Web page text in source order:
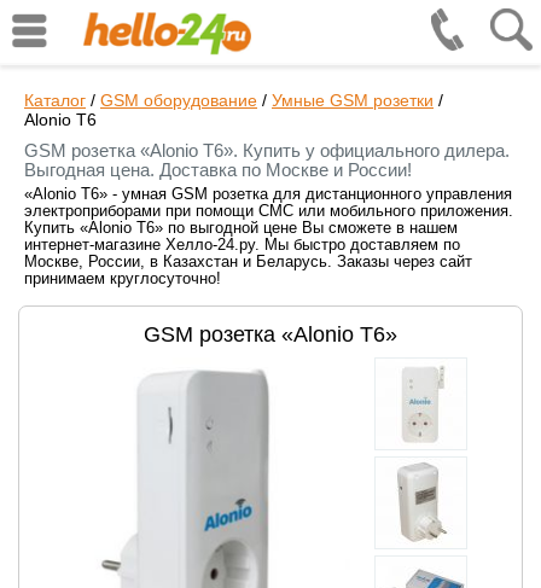
Каталог / GSM оборудование / Умные GSM розетки /
Alonio T6
GSM розетка «Alonio T6». Купить у официального дилера.
Выгодная цена. Доставка по Москве и России!
«Alonio T6» - умная GSM розетка для дистанционного управления
электроприборами при помощи СМС или мобильного приложения.
Купить «Alonio T6» по выгодной цене Вы сможете в нашем
интернет-магазине Хелло-24.ру. Мы быстро доставляем по
Москве, России, в Казахстан и Беларусь. Заказы через сайт
принимаем круглосуточно!
GSM розетка «Alonio T6»